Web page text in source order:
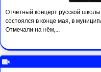
Отчетный концерт русской
состоялся в конце мая, в
Отмечали на нём,...